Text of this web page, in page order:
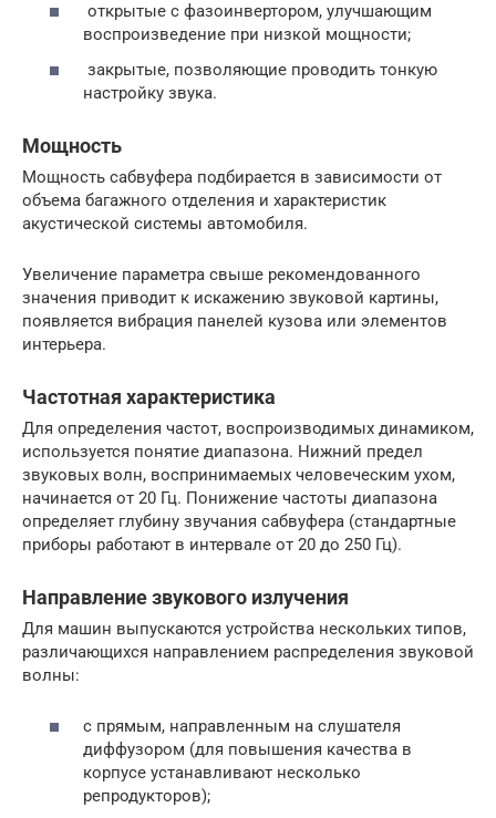
открытые с фазоинвертором, улучшающим
воспроизведение при низкой мощности;
закрытые, позволяющие проводить тонкую
настройку звука.
Мощность
Мощность сабвуфера подбирается в зависимости от
объема багажного отделения и характеристик
акустической системы автомобиля.
Увеличение параметра свыше рекомендованного
значения приводит к искажению звуковой картины,
появляется вибрация панелей кузова или элементов
интерьера.
Частотная характеристика
Для определения частот, воспроизводимых динамиком,
используется понятие диапазона. Нижний предел
звуковых волн, воспринимаемых человеческим ухом,
начинается от 20 Гц. Понижение частоты диапазона
определяет глубину звучания сабвуфера (стандартные
приборы работают в интервале от 20 до 250 Гц).
Направление звукового излучения
Для машин выпускаются устройства нескольких типов,
различающихся направлением распределения звуковой
волны:
с прямым, направленным на слушателя
диффузором (для повышения качества в
корпусе устанавливают несколько
репродукторов);